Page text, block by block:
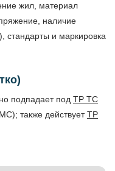
жил, материал
наличие
стандарты и маркировка
подпадает под ТР ТС
также действуетТР